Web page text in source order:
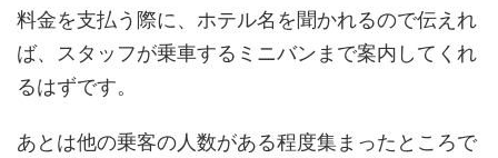
料金を支払う際に、ホテル名を聞かれるので伝えれ
ば、スタッフが乗車するミニバンまで案内してくれ
るはずです。
あとは他の乗客の人数がある程度集まったところで